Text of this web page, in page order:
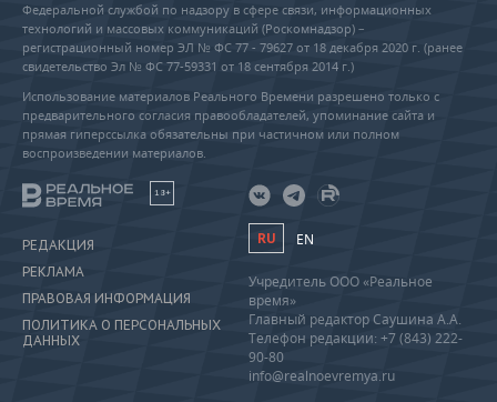
Федеральной службой по надзору в сфере связи, информационных
технологий и массовых коммуникаций (Роскомнадзор) –
регистрационный номер ЭЛ № ФС 77 - 79627 от 18 декабря 2020 г. (ранее
свидетельство Эл № ФС 77-59331 от 18 сентября 2014 г.)
Использование материалов Реального Времени разрешено только с
предварительного согласия правообладателей, упоминание сайта и
прямая гиперссылка обязательны при частичном или полном
воспроизведении материалов.
18+
РЕДАКЦИЯ
РЕКЛАМА
ПРАВОВАЯ ИНФОРМАЦИЯ
ПОЛИТИКА О ПЕРСОНАЛЬНЫХ
ДАННЫХ
RU EN
Учредитель ООО «Реальное
время»
Главный редактор Саушина А.А.
Телефон редакции: +7 (843) 222-
90-80
info@realnoevremya.ru